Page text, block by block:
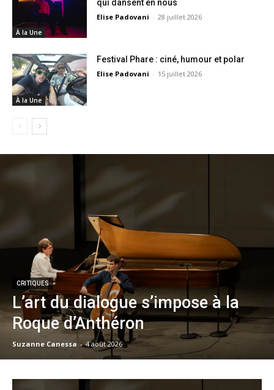
À la Une
qui dansent en nous
Elise Padovani - 28 juillet 2026
À la Une
Festival Phare : ciné, humour et polar
Elise Padovani - 15 juillet 2026
CRITIQUES
L’art du dialogue s’impose à la
Roque d’Anthéron
Suzanne Canessa - 4 août 2026